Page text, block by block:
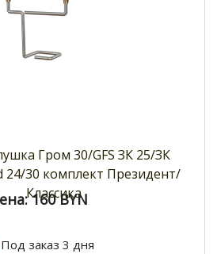
Гром 30/GFS ЗК 25/ЗК
24/30 комплект Президент/
Классика
160 BYN
Под заказ 3 дня